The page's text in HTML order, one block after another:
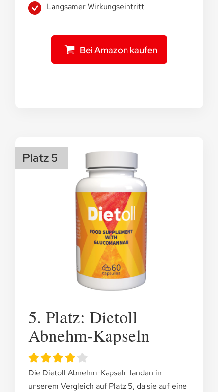
Langsamer Wirkungseintritt
Bei Amazon kaufen
Platz 5
5. Platz: Dietoll
Abnehm-Kapseln
Die Dietoll Abnehm-Kapseln landen in
unserem Vergleich auf Platz 5, da sie auf eine